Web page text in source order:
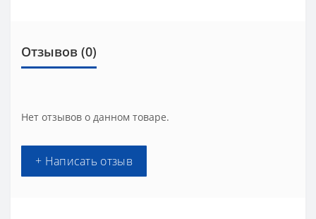
Отзывов (0)
Нет отзывов о данном товаре.
+ Написать отзыв